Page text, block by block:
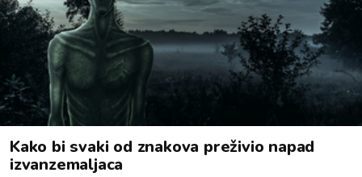
Kako bi svaki od znakova preživio napad
izvanzemaljaca